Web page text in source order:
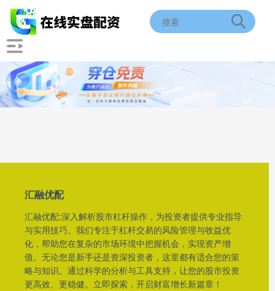
汇融优配
汇融优配:深入解析股市杠杆操作，为投资者提供专业指导
与实用技巧。我们专注于杠杆交易的风险管理与收益优
化，帮助您在复杂的市场环境中把握机会，实现资产增
值。无论您是新手还是资深投资者，这里都有适合您的策
略与知识。通过科学的分析与工具支持，让您的股市投资
更高效、更稳健。立即探索，开启财富增长新篇章！